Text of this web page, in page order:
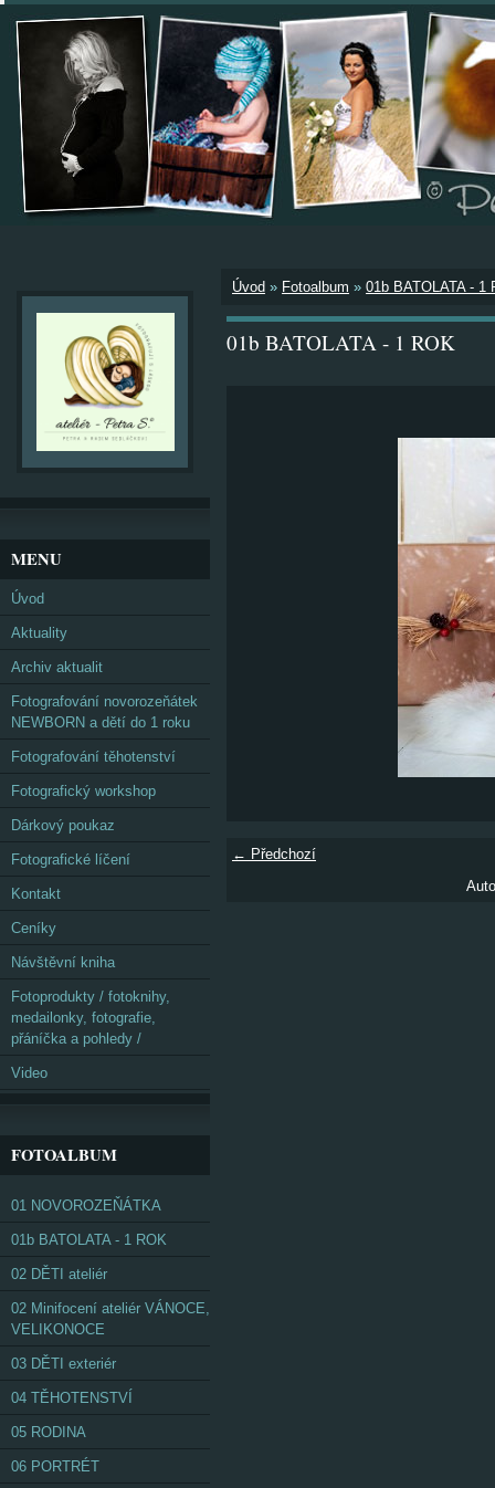
Úvod » Fotoalbum » 01b BATOLATA - 1
01b BATOLATA - 1 ROK
← Předchozí
MENU
Úvod
Aktuality
Archiv aktualit
Fotografování novorozeňátek
NEWBORN a dětí do 1 roku
Fotografování těhotenství
Fotografický workshop
Dárkový poukaz
Fotografické líčení
Kontakt
Ceníky
Návštěvní kniha
Fotoprodukty / fotoknihy,
medailonky, fotografie,
přáníčka a pohledy /
Video
FOTOALBUM
01 NOVOROZEŇÁTKA
01b BATOLATA - 1 ROK
02 DĚTI ateliér
02 Minifocení ateliér VÁNOCE,
VELIKONOCE
03 DĚTI exteriér
04 TĚHOTENSTVÍ
05 RODINA
06 PORTRÉT